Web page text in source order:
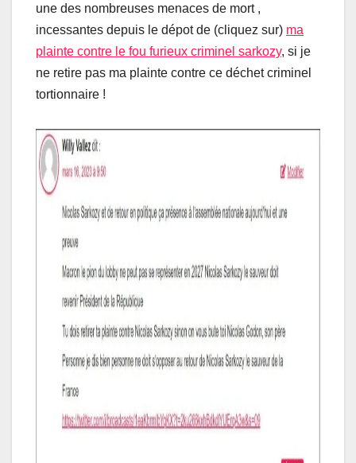
une des nombreuses menaces de mort ,
incessantes depuis le dépot de (cliquez sur) ma
plainte contre le fou furieux criminel sarkozy, si je
ne retire pas ma plainte contre ce déchet criminel
tortionnaire !